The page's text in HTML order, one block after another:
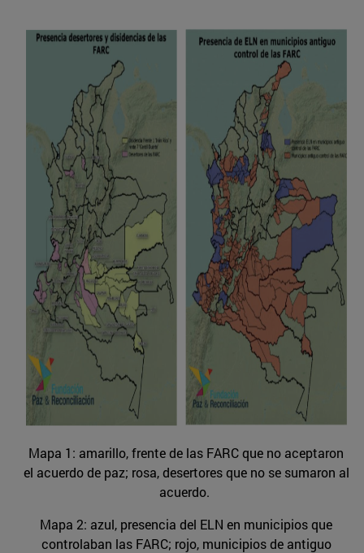
Mapa 1: amarillo, frente de las FARC que no aceptaron
el acuerdo de paz; rosa, desertores que no se sumaron al
acuerdo.
Mapa 2: azul, presencia del ELN en municipios que
controlaban las FARC; rojo, municipios de antiguo